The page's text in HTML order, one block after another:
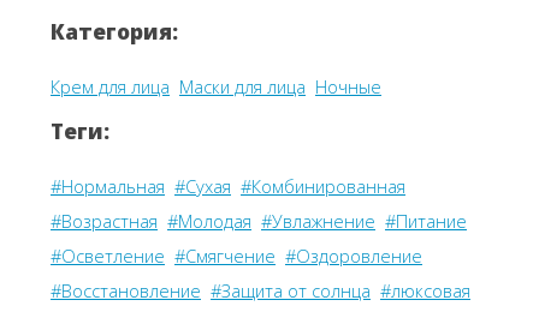
Категория:
Крем для лица Маски для лица Ночные
Теги:
#Нормальная #Сухая #Комбинированная
#Возрастная #Молодая #Увлажнение #Питание
#Осветление #Смягчение #Оздоровление
#Восстановление #Защита от солнца #люксовая